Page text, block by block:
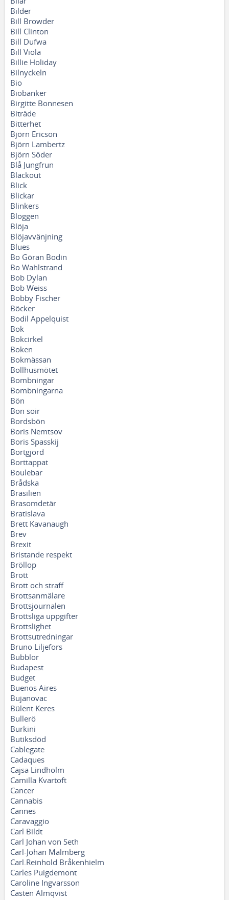
Bilder
Bill Browder
Bill Clinton
Bill Dufwa
Bill Viola
Billie Holiday
Bilnyckeln
Bio
Biobanker
Birgitte Bonnesen
Biträde
Bitterhet
Björn Ericson
Björn Lambertz
Björn Söder
Blå Jungfrun
Blackout
Blick
Blickar
Blinkers
Bloggen
Blöja
Blöjavvänjning
Blues
Bo Göran Bodin
Bo Wahlstrand
Bob Dylan
Bob Weiss
Bobby Fischer
Böcker
Bodil Appelquist
Bok
Bokcirkel
Boken
Bokmässan
Bollhusmötet
Bombningar
Bombningarna
Bön
Bon soir
Bordsbön
Boris Nemtsov
Boris Spasskij
Bortgjord
Borttappat
Boulebar
Brådska
Brasilien
Brasomdetär
Bratislava
Brett Kavanaugh
Brev
Brexit
Bristande respekt
Bröllop
Brott
Brott och straff
Brottsanmälare
Brottsjournalen
Brottsliga uppgifter
Brottslighet
Brottsutredningar
Bruno Liljefors
Bubblor
Budapest
Budget
Buenos Aires
Bujanovac
Bülent Keres
Bullerö
Burkini
Butiksdöd
Cablegate
Cadaques
Cajsa Lindholm
Camilla Kvartoft
Cancer
Cannabis
Cannes
Caravaggio
Carl Bildt
Carl Johan von Seth
Carl-Johan Malmberg
Carl.Reinhold Bråkenhielm
Carles Puigdemont
Caroline Ingvarsson
Casten Almqvist